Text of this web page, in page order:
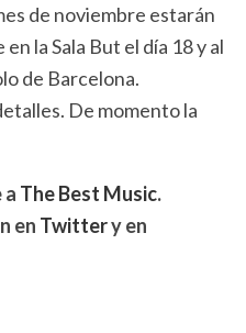
de noviembre estarán
la Sala But el día 18 y al
de Barcelona.
De momento la
a The Best Music.
en Twittery en